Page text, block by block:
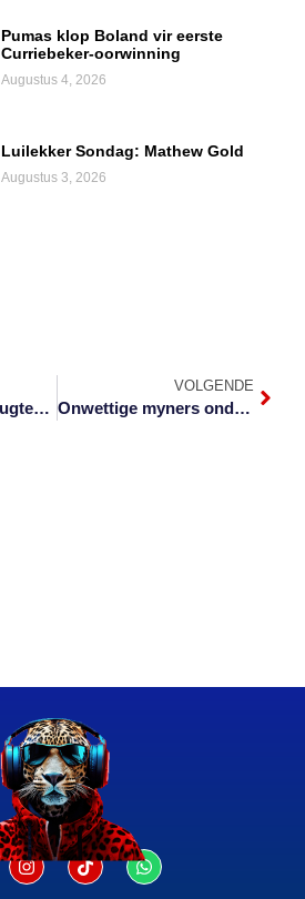
Pumas klop Boland vir eerste
Curriebeker-oorwinning
Augustus 4, 2026
Luilekker Sondag: Mathew Gold
Augustus 3, 2026
Navorsers vind skugter olifant in Angola-oerwoud
VOLGENDE
Onwettige myners ondergronds vasgekeer in Sabie